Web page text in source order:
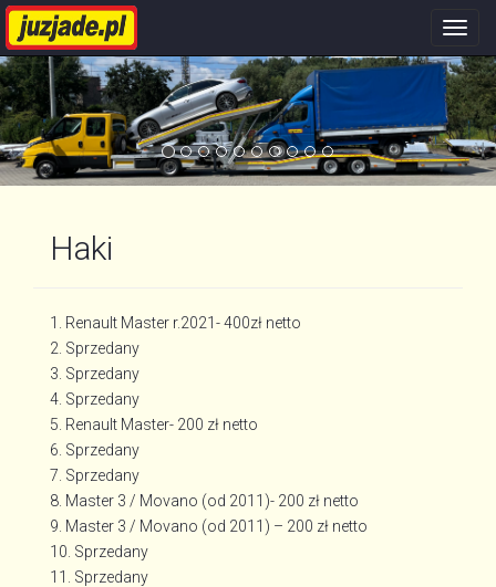
Haki
1. Renault Master r.2021- 400zł netto
2. Sprzedany
3. Sprzedany
4. Sprzedany
5. Renault Master- 200 zł netto
6. Sprzedany
7. Sprzedany
8. Master 3 / Movano (od 2011)- 200 zł netto
9. Master 3 / Movano (od 2011) – 200 zł netto
10. Sprzedany
11. Sprzedany